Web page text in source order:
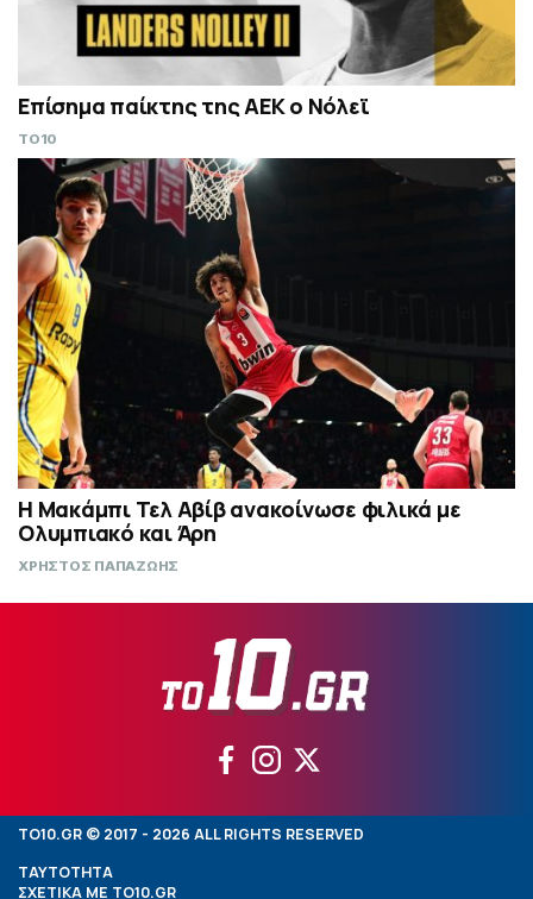
Επίσημα παίκτης της ΑΕΚ ο Νόλεϊ
TO10
Η Μακάμπι Τελ Αβίβ ανακοίνωσε φιλικά με
Ολυμπιακό και Άρη
ΧΡΗΣΤΟΣ ΠΑΠΑΖΩΗΣ
TO10.GR © 2017 - 2026 ALL RIGHTS RESERVED
ΤΑΥΤΟΤΗΤΑ
ΣΧΕΤΙΚΑ ΜΕ TO10.GR